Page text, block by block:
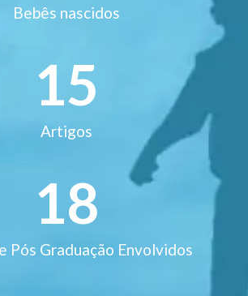
Bebês nascidos
Artigos
15
Pós Graduação Envolvidos
18